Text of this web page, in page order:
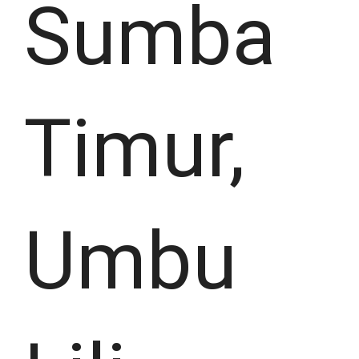
Sumba
Timur,
Umbu